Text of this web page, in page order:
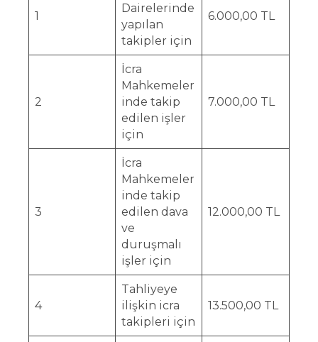
1
Dairelerinde
yapılan
takipler için
6.000,00 TL
2
İcra
Mahkemeler
inde takip
edilen işler
için
7.000,00 TL
3
İcra
Mahkemeler
inde takip
edilen dava
ve
duruşmalı
işler için
12.000,00 TL
4
Tahliyeye
ilişkin icra
takipleri için
13.500,00 TL